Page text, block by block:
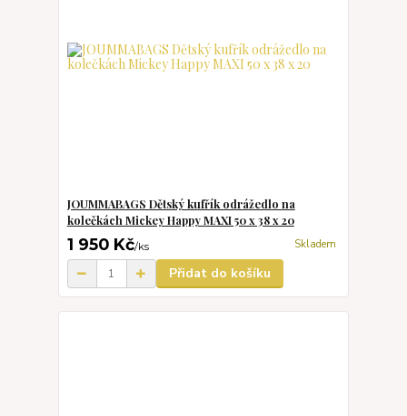
JOUMMABAGS Dětský kufřík odrážedlo na
kolečkách Mickey Happy MAXI 50 x 38 x 20
1 950 Kč/ks Skladem
Přidat do košíku